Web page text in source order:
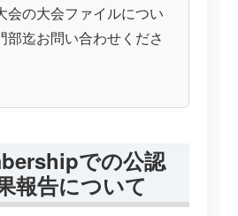
会の大会ファイルについ
部迄お問い合わせくださ
での公認
報告について